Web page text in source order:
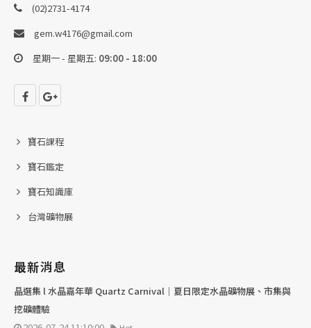
(02)2731-4174
gem.w4176@gmail.com
星期一 - 星期五: 09:00 - 18:00
寶石課程
寶石鑑定
寶石知識庫
台灣礦物展
最新消息
晶選集 l 水晶嘉年華 Quartz Carnival｜夏日限定水晶礦物展、市集與
挖礦體驗